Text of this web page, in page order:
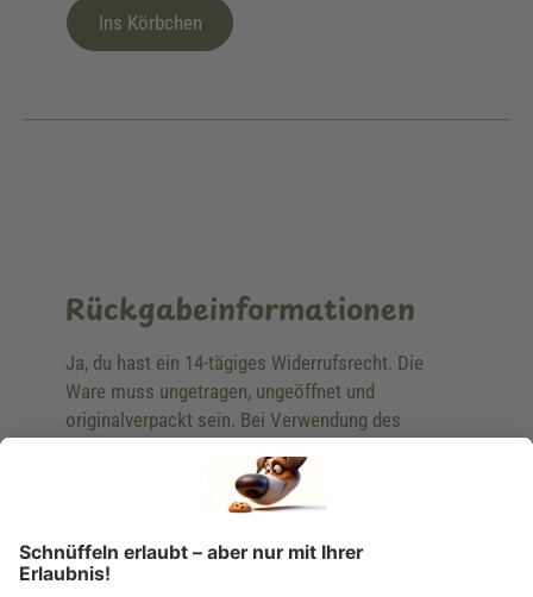
Ins Körbchen
Rückgabeinformationen
Ja, du hast ein 14-tägiges Widerrufsrecht. Die
Ware muss ungetragen, ungeöffnet und
originalverpackt sein. Bei Verwendung des
Rücksendung?